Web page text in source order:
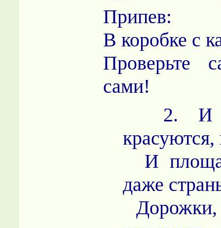
Припев:
В коробке с
Проверьте
сами!
2. И
И
даже
Дорожки,